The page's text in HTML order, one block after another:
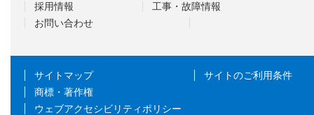
採用情報
工事・故障情報
お問い合わせ
サイトマップ
サイトのご利用条件
商標・著作権
ウェブアクセシビリティポリシー